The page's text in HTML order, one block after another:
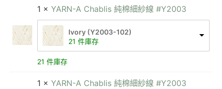
1 × YARN-A Chablis 純棉細紗線 #Y2003
Ivory (Y2003-102)
21 件庫存
21 件庫存
1 × YARN-A Chablis 純棉細紗線 #Y2003